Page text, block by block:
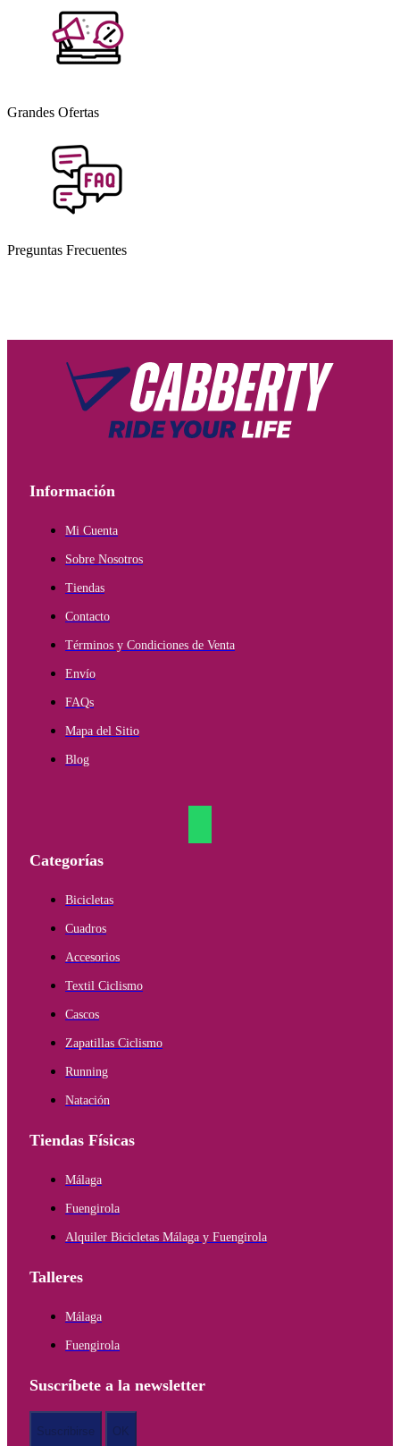
Grandes Ofertas
Preguntas Frecuentes
Información
Mi Cuenta
Sobre Nosotros
Tiendas
Contacto
Términos y Condiciones de Venta
Envío
FAQs
Mapa del Sitio
Blog
Categorías
Bicicletas
Cuadros
Accesorios
Textil Ciclismo
Cascos
Zapatillas Ciclismo
Running
Natación
Tiendas Físicas
Málaga
Fuengirola
Alquiler Bicicletas Málaga y Fuengirola
Talleres
Málaga
Fuengirola
Suscríbete a la newsletter